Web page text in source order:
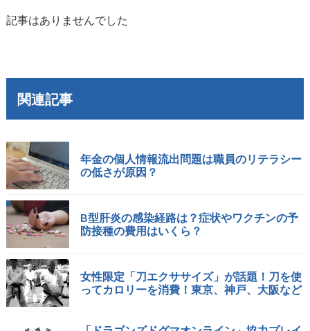
記事はありませんでした
関連記事
年金の個人情報流出問題は職員のリテラシー
の低さが原因？
B型肝炎の感染経路は？症状やワクチンの予
防接種の費用はいくら？
女性限定「刀エクササイズ」が話題！刀を使
ってカロリーを消費！東京、神戸、大阪など